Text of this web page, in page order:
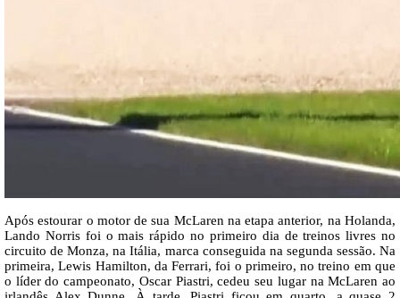
Após estourar o motor de sua McLaren na etapa anterior, na Holanda,
Lando Norris foi o mais rápido no primeiro dia de treinos livres no
circuito de Monza, na Itália, marca conseguida na segunda sessão. Na
primeira, Lewis Hamilton, da Ferrari, foi o primeiro, no treino em que
o líder do campeonato, Oscar Piastri, cedeu seu lugar na McLaren ao